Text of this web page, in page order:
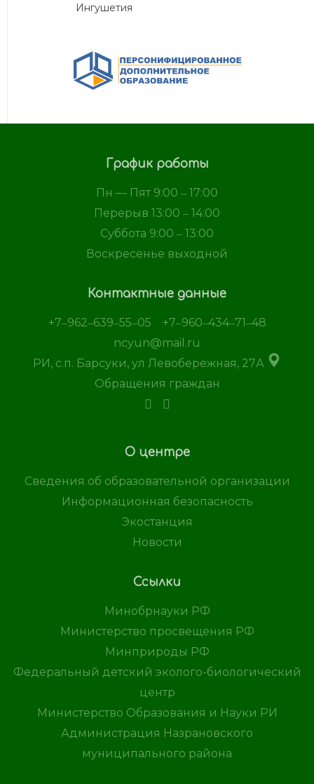
Ингушетия
О центре
Сведения об образовательной организации
Информационная безопасность
Экостанция
Новости
Ссылки
Минобрнауки РФ
Министерство просвещения РФ
Минприроды РФ
Федеральный детский эколого-биологический
центр
Министерство Образования и Науки РИ
Администрация Назрановского
муниципального района
График работы
Пн — Пят 9:00 ‒ 17:00
Перерыв 13:00 ‒ 14:00
Суббота 9:00 ‒ 13:00
Воскресенье выходной
Контактные данные
+7‒962‒639‒55‒05
+7‒960‒434‒71‒48
ncyun@mail.ru
РИ, с.п. Барсуки, ул Левобережная, 27А
Обращения граждан